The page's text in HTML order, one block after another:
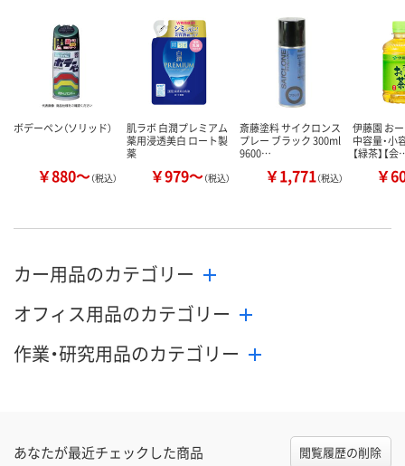
カゴへ カゴへ カ
ボデーペン（ソリッド）
￥880～（税込）
肌ラボ 白潤プレミアム
薬用浸透美白 ロート製
薬
￥979～（税込）
斎藤塗料 サイクロンス
プレー ブラック 300ml
9600…
￥1,771（税込）
伊藤園 お
中容量・小
【緑茶】【
￥
カー用品のカテゴリー
オフィス用品のカテゴリー
作業・研究用品のカテゴリー
あなたが最近チェックした商品 閲覧履歴の削除